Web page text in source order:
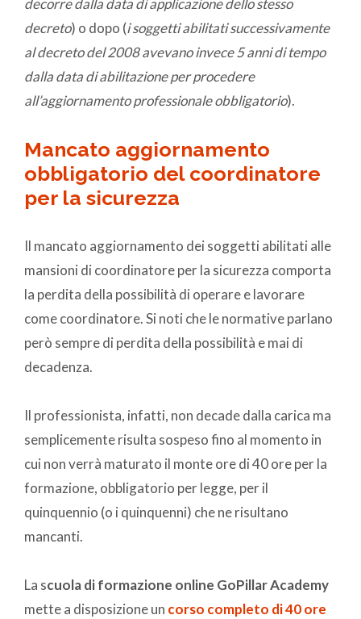
decorre dalla data di applicazione dello stesso
decreto) o dopo (i soggetti abilitati successivamente
al decreto del 2008 avevano invece 5 anni di tempo
dalla data di abilitazione per procedere
all’aggiornamento professionale obbligatorio).
Mancato aggiornamento
obbligatorio del coordinatore
per la sicurezza
Il mancato aggiornamento dei soggetti abilitati alle
mansioni di coordinatore per la sicurezza comporta
la perdita della possibilità di operare e lavorare
come coordinatore. Si noti che le normative parlano
però sempre di perdita della possibilità e mai di
decadenza.
Il professionista, infatti, non decade dalla carica ma
semplicemente risulta sospeso fino al momento in
cui non verrà maturato il monte ore di 40 ore per la
formazione, obbligatorio per legge, per il
quinquennio (o i quinquenni) che ne risultano
mancanti.
La scuola di formazione online GoPillar Academy
mette a disposizione un corso completo di 40 ore